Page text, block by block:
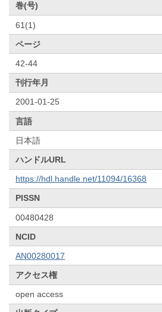
巻(号)
61(1)
ページ
42-44
刊行年月
2001-01-25
言語
日本語
ハンドルURL
https://hdl.handle.net/11094/16368
PISSN
00480428
NCID
AN00280017
アクセス権
open access